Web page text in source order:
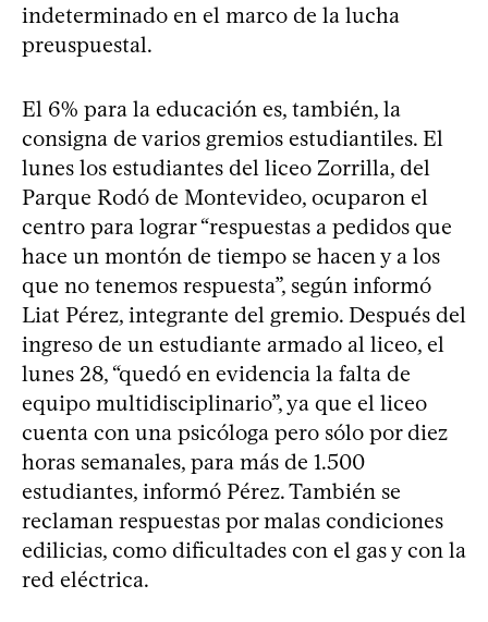
indeterminado en el marco de la lucha
preuspuestal.
El 6% para la educación es, también, la
consigna de varios gremios estudiantiles. El
lunes los estudiantes del liceo Zorrilla, del
Parque Rodó de Montevideo, ocuparon el
centro para lograr “respuestas a pedidos que
hace un montón de tiempo se hacen y a los
que no tenemos respuesta”, según informó
Liat Pérez, integrante del gremio. Después del
ingreso de un estudiante armado al liceo, el
lunes 28, “quedó en evidencia la falta de
equipo multidisciplinario”, ya que el liceo
cuenta con una psicóloga pero sólo por diez
horas semanales, para más de 1.500
estudiantes, informó Pérez. También se
reclaman respuestas por malas condiciones
edilicias, como dificultades con el gas y con la
red eléctrica.